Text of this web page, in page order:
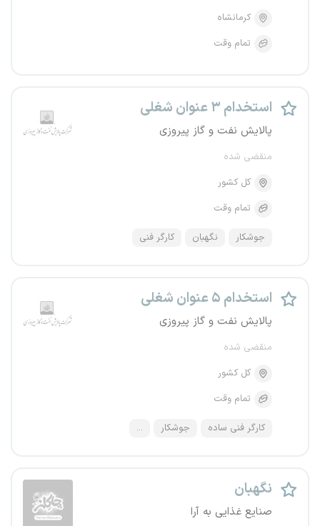
کرمانشاه
تمام وقت
استخدام ۳ عنوان شغلی
پالایش نفت و گاز پیروزی
منقضی شده
کل کشور
تمام وقت
جوشکار نگهبان کارگر فنی
استخدام ۵ عنوان شغلی
پالایش نفت و گاز پیروزی
منقضی شده
کل کشور
تمام وقت
کارگر فنی ساده جوشکار ...
نگهبان
صنایع غذایی به آرا